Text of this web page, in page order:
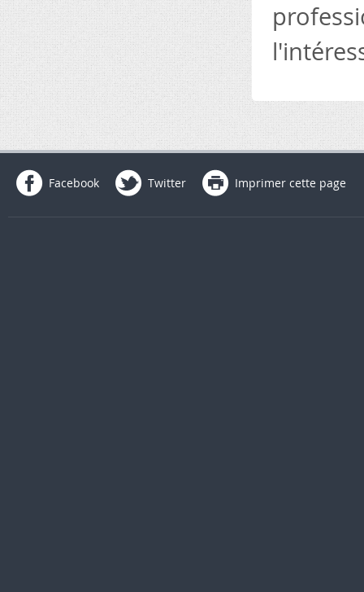
Facebook Twitter Imprimer cette page